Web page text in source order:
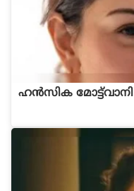
ഹൻസിക മോട്ട്‌വാനി